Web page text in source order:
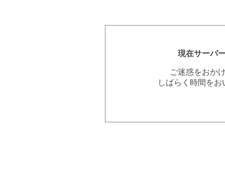
現在サーバ
ご迷惑をおか
しばらく時間を